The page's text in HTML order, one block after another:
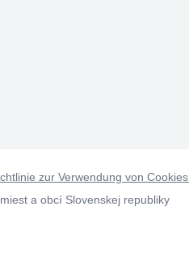
zur Verwendung von Cookies.
a obcí Slovenskej republiky